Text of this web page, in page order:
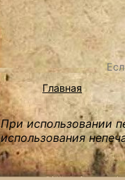
Главная
При использовании
использования